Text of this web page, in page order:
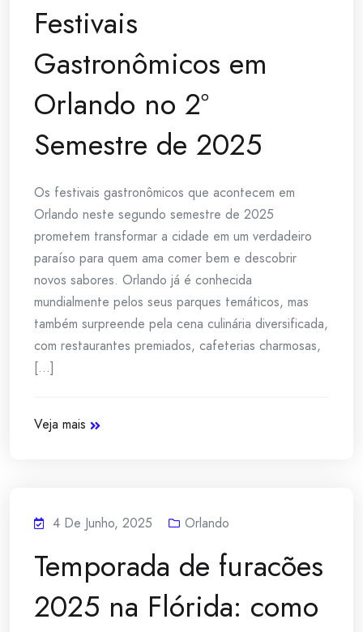
Festivais
Gastronômicos em
Orlando no 2º
Semestre de 2025
Os festivais gastronômicos que acontecem em
Orlando neste segundo semestre de 2025
prometem transformar a cidade em um verdadeiro
paraíso para quem ama comer bem e descobrir
novos sabores. Orlando já é conhecida
mundialmente pelos seus parques temáticos, mas
também surpreende pela cena culinária diversificada,
com restaurantes premiados, cafeterias charmosas,
[...]
Veja mais
4 De Junho, 2025 Orlando
Temporada de furacões
2025 na Flórida: como